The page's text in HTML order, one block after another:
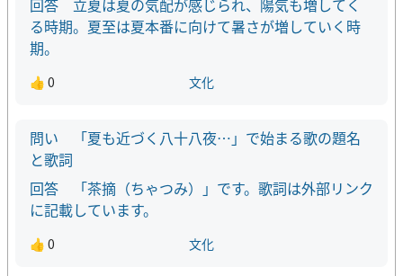
立夏は夏の気配が感じられ、陽気も増してく
る時期。夏至は夏本番に向けて暑さが増していく時
期。
👍 0 文化
「夏も近づく八十八夜…」で始まる歌の題名
と歌詞
「茶摘（ちゃつみ）」です。歌詞は外部リンク
に記載しています。
👍 0 文化